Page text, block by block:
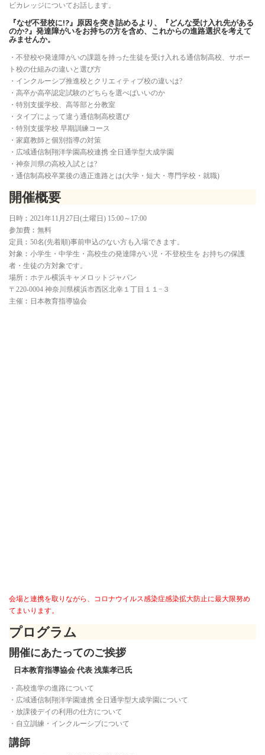
ビカレッジについてお話します。
『なぜ不登校に!?』原因を突き詰めるより、『どんな受け入れ先がある
のか?』発達障がいをお持ちの方を含め、これからの進路選択を考えて
みませんか。
・不登校や発達障がいの課題を持った生徒を受け入れる通信制高校、サポー
ト校の仕組みの違いと選び方
・インクルーシブ推進校とクリエィティブ校の違いは?
・高卒か高卒認定試験のどちらを選べばいいのか
・特別支援学校、高等部と分教室
・タイプによって違う通信制高校選び
・特別支援学校 早期訓練コース
・家庭教師と個別指導の対策
・広域通信制翔洋学園高校連携 全日通学型大成学園
・神奈川県の高校入試とは?
・通信制高校卒業後の適正進路とは(大学・短大・専門学校・就職)
開催概要
日時︰2021年11月27日(土曜日) 15:00～17:00
参加費︰無料
定員︰50名(先着順)事前申込のない方も入場できます。
対象︰小学生・中学生・高校生の発達障がい児・不登校生を お持ちの保護
者・生徒の方対象です。
場所︰ホテル横浜キャメロットジャパン
〒220-0004 神奈川県横浜市西区北幸１丁目１１−３
主催︰日本教育指導協会
会場と連携を取りながら、コロナウイルス感染症感染拡大防止に最大限努め
てまいります。
プログラム
開催にあたってのご挨拶
日本教育指導協会 代表 浅葉孝己氏
・高校進学の進路について
・広域通信制翔洋学園連携 全日通学型大成学園について
・放課後デイの利用の仕方について
・自立訓練・インクルーシブについて
講師